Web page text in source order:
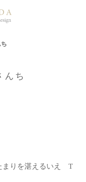
ち
りを湛えるいえ T